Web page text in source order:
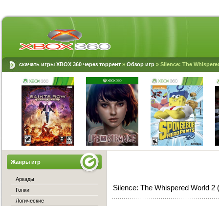
скачать игры XBOX 360 через торрент » Обзор игр » Silence: The
Silence: The Whispered World 2
Жанры игр
Аркады
Гонки
Логические